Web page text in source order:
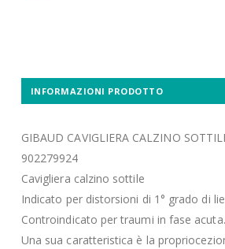
INFORMAZIONI PRODOTTO
GIBAUD CAVIGLIERA CALZINO
902279924
Cavigliera calzino sottile
Indicato per distorsioni di 1° grado di
Controindicato per traumi in fase acuta.
Una sua caratteristica è la